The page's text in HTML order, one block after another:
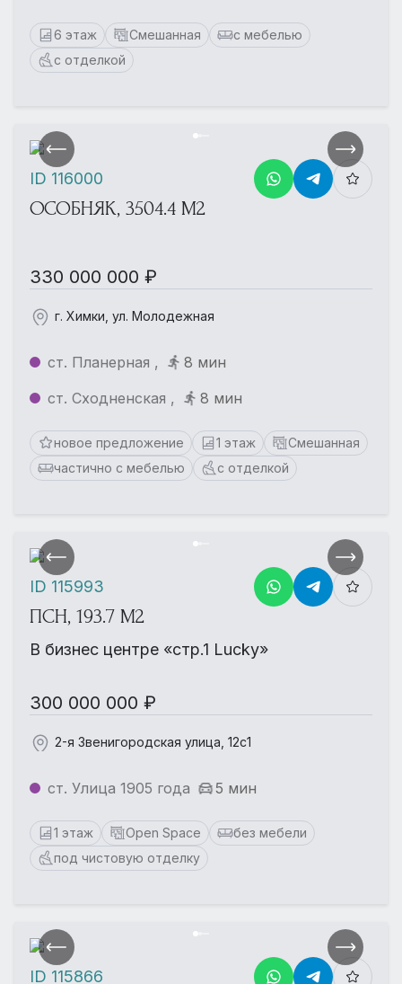
6 этаж Смешанная
с мебелью
с отделкой
ОСОБНЯК, 3504.4 М2
330 000 000 ₽
г. Химки, ул. Молодежная
ст. Планерная ,
8 мин
ст. Сходненская ,
8 мин
новое предложение 1 этаж
Смешанная
частично с мебелью
с отделкой
ID 116000
ПСН, 193.7 М2
В бизнес центре «стр.1 Lucky»
300 000 000 ₽
2-я Звенигородская улица, 12с1
ст. Улица 1905 года 5 мин
1 этаж Open Space
без мебели
под чистовую отделку
ID 115993
ID 115866